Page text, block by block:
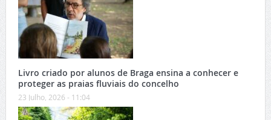
Livro criado por alunos de Braga ensina a conhecer e
proteger as praias fluviais do concelho
23 Julho, 2026 - 11:04